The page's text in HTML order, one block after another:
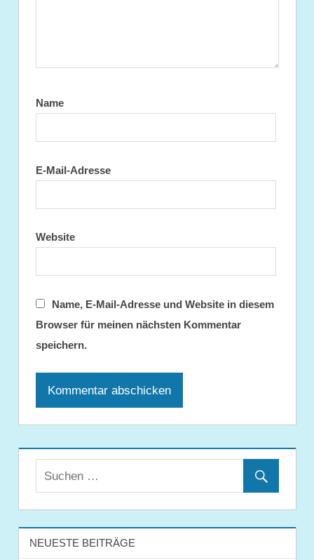
Name
E-Mail-Adresse
Website
Name, E-Mail-Adresse und Website in diesem
Browser für meinen nächsten Kommentar
speichern.
NEUESTE BEITRÄGE